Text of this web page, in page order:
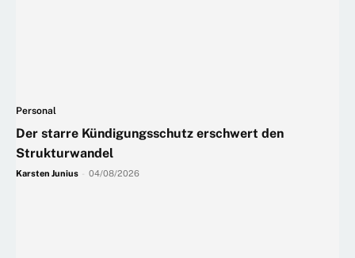
Personal
Der starre Kündigungsschutz erschwert den
Strukturwandel
Karsten Junius 04/08/2026